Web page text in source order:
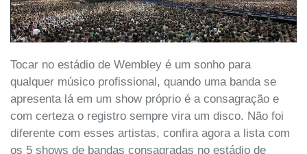
Tocar no estádio de Wembley é um sonho para
qualquer músico profissional, quando uma banda se
apresenta lá em um show próprio é a consagração e
com certeza o registro sempre vira um disco. Não foi
diferente com esses artistas, confira agora a lista com
os 5 shows de bandas consagradas no estádio de